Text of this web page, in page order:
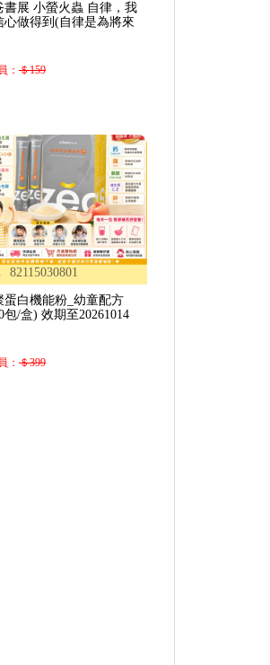
書展 小螢火蟲 自律，我
心做得到(自律是為將來
： ＄159
82115030801
蛋白機能粉_幼童配方
包/盒) 效期至20261014
： ＄399